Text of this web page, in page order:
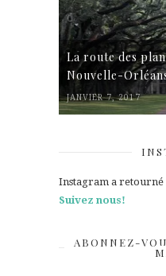
La route des
Nouvelle-
JANVIER 7, 2017
Instagram a retourné
Suivez nous!
ABONNEZ-